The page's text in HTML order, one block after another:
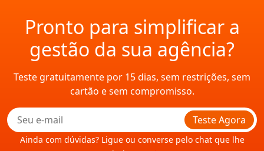
Pronto para simplificar a
gestão da sua agência?
Teste gratuitamente por 15 dias, sem restrições, sem
cartão e sem compromisso.
Teste Agora
Ainda com dúvidas? Ligue ou converse pelo chat que lhe